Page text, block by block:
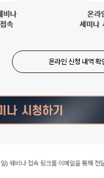
온라인 신청 내역 확
) 웨비나 접속 링크를 이메일을 통해 전